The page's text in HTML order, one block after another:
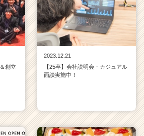
創立
2023.12.21
【25卒】会社説明会・カジュアル
面談実施中！